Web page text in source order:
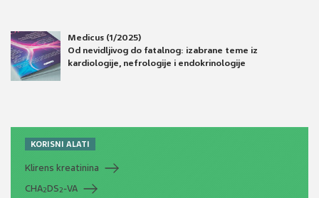
Medicus (1/2025)
Od nevidljivog do fatalnog: izabrane teme iz
kardiologije, nefrologije i endokrinologije
KORISNI ALATI
Klirens kreatinina
CHA2DS2-VA